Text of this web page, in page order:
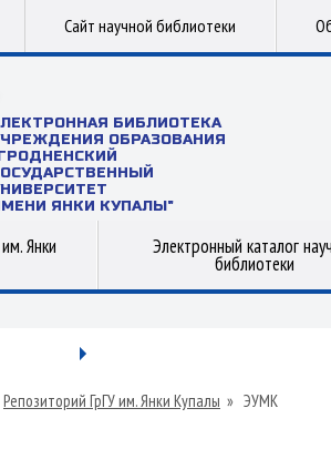
Сайт научной библиотеки
БИБЛИОТЕКА
ОБРАЗОВАНИЯ
ЯНКИ КУПАЛЫ"
Янки Электронный каталог
библиотеки
Репозиторий ГрГУ им. Янки Купалы » ЭУМК